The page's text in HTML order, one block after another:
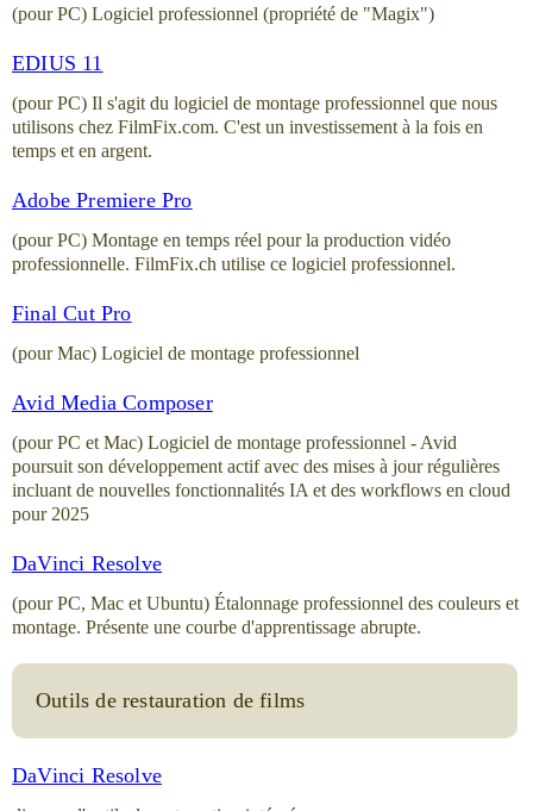
(pour PC) Logiciel professionnel (propriété de "Magix")
EDIUS 11
(pour PC) Il s'agit du logiciel de montage professionnel que nous
utilisons chez FilmFix.com. C'est un investissement à la fois en
temps et en argent.
Adobe Premiere Pro
(pour PC) Montage en temps réel pour la production vidéo
professionnelle. FilmFix.ch utilise ce logiciel professionnel.
Final Cut Pro
(pour Mac) Logiciel de montage professionnel
Avid Media Composer
(pour PC et Mac) Logiciel de montage professionnel - Avid
poursuit son développement actif avec des mises à jour régulières
incluant de nouvelles fonctionnalités IA et des workflows en cloud
pour 2025
DaVinci Resolve
(pour PC, Mac et Ubuntu) Étalonnage professionnel des couleurs et
montage. Présente une courbe d'apprentissage abrupte.
Outils de restauration de films
DaVinci Resolve